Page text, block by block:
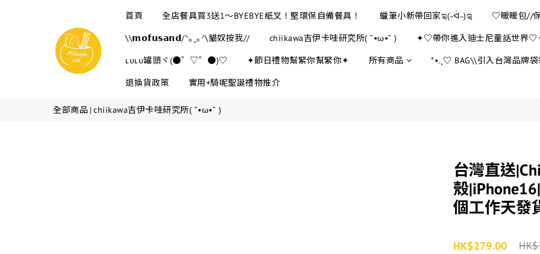
首頁 全店餐具買3送1～BYEBYE紙叉！堅環保自備餐具！ 蠟筆小新帶回家ಇ(˵ᐛ˵)ಇ ♡暖暖包//
\\𝗺𝗼𝗳𝘂𝘀𝗮𝗻𝗱/ᐠ｡ꞈ｡ᐟ\貓奴按我// chiikawa吉伊卡哇研究所( ˘•ω•˘ ) ✦♡帶你進入迪士尼童話世界
ʟᴜʟᴜ罐頭ヾ(●゜▽゜●)♡ ✦節日禮物幫緊你幫緊你✦ 所有商品 *•.¸♡ BAG\\引入台灣品牌
退換貨政策 實用+騎呢聖誕禮物推介
全部商品 | chiikawa吉伊卡哇研究所( ˘•ω•˘ )
台灣直送
殼
個工作天發
HK$279.00